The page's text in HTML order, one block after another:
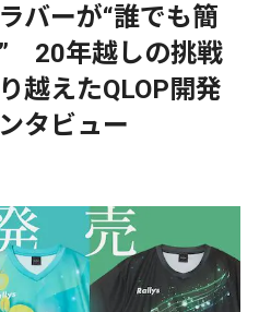
バーが“誰でも簡
20年越しの挑戦
越えたQLOP開発
タビュー